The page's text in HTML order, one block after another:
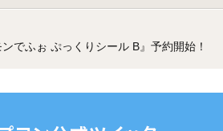
でふぉ ぷっくりシール B』予約開始！